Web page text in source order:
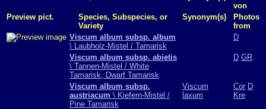
von
Preview pict.
Species, Subspecies, or
Variety
Synonym(s)
Photos
from
Viscum album subsp. album
\ Laubholz-Mistel / Tamarisk
D
Viscum album subsp. abietis
\ Tannen-Mistel / White
Tamarisk, Dwarf Tamarisk
D GR
Viscum album subsp.
austriacum \ Kiefern-Mistel /
Pine Tamarisk
Viscum
laxum
Cor D
Kre